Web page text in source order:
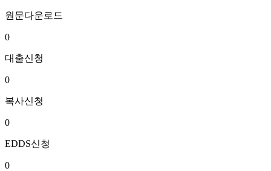
원문다운로드
0
대출신청
0
복사신청
0
EDDS신청
0